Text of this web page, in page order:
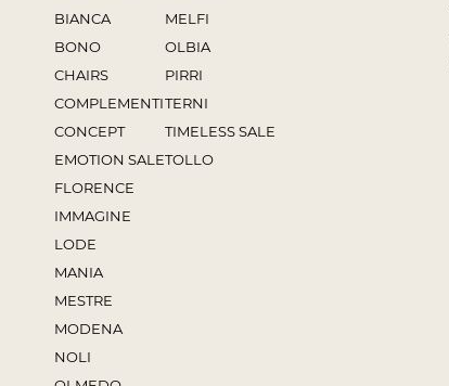
BIANCA
BONO
CHAIRS
COMPLEMENTI
CONCEPT
EMOTION SALE
FLORENCE
IMMAGINE
LODE
MANIA
MESTRE
MODENA
NOLI
MELFI
OLBIA
PIRRI
TERNI
TIMELESS SALE
TOLLO